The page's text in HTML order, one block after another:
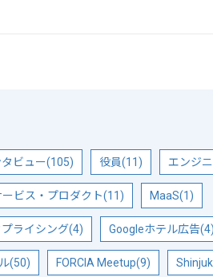
ビュー(105) 役員(11) エンジ
ービス・プロダクト(11) MaaS(1)
ライシング(4) Googleホテル広告(4)
(50) FORCIA Meetup(9)